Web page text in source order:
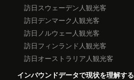
訪日スウェーデン人観光客
訪日デンマーク人観光客
訪日ノルウェー人観光客
訪日フィンランド人観光客
訪日オーストラリア人観光客
インバウンドデータで現状を理解する